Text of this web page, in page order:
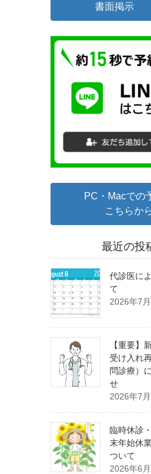
書面掲示
PC・Macでの
こちらか
最近の投
代診医に
て
2026年7
【重要】
受け入れ
問診療）
せ
2026年7
臨時休診
末年始休
ついて
2026年6